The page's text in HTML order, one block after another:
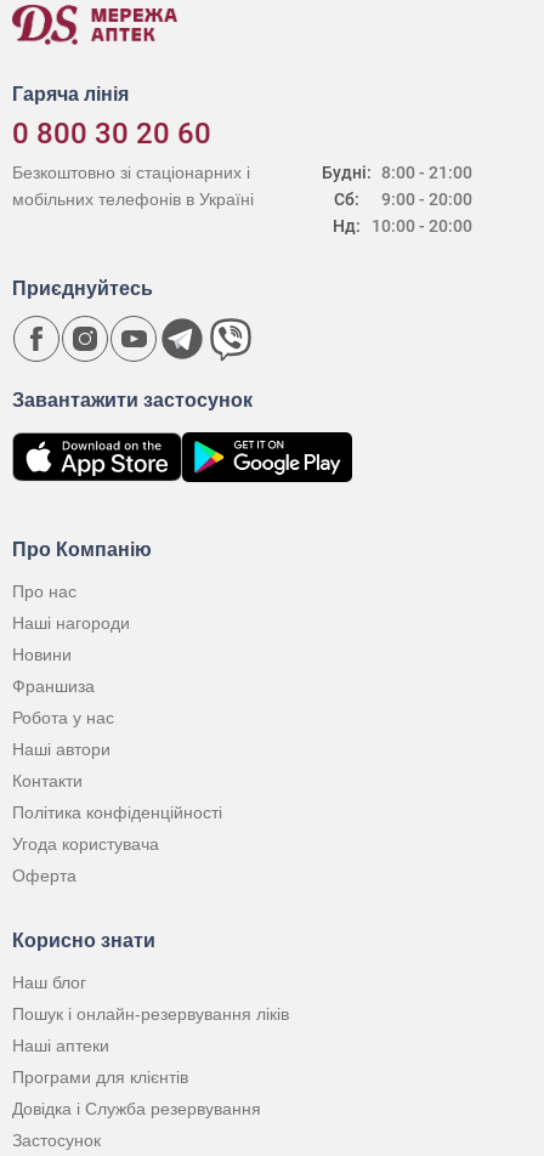
Гаряча лінія
0 800 30 20 60
Будні:
Сб:
Нд:
8:00 - 21:00
9:00 - 20:00
10:00 - 20:00
Безкоштовно зі стаціонарних і
мобільних телефонів в Україні
Про Компанію
Про нас
Наші нагороди
Новини
Франшиза
Робота у нас
Наші автори
Контакти
Політика конфіденційності
Угода користувача
Оферта
Корисно знати
Наш блог
Пошук і онлайн-резервування ліків
Наші аптеки
Програми для клієнтів
Довідка і Служба резервування
Застосунок
Завантажити застосунок
Приєднуйтесь